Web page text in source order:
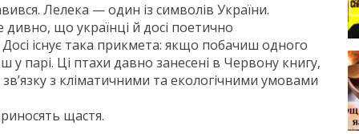
Лелека — один із символів України.
що українці й досі поетично
існує така прикмета: якщо побачиш одного
парі. Ці птахи давно занесені в Червону книгу,
з кліматичними та екологічними умовами
щастя.